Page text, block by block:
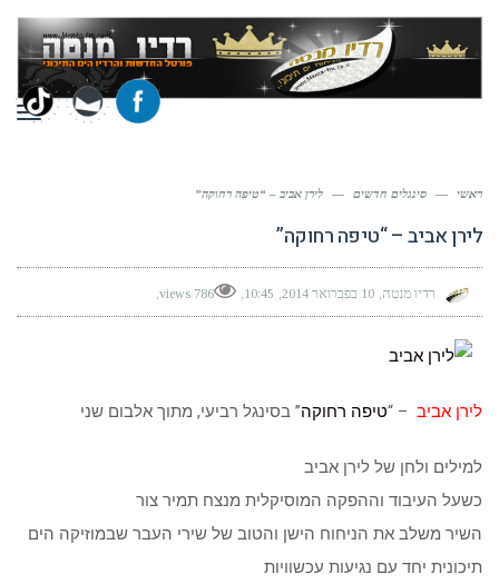
ראשי — סינגלים חדשים — לירן אביב – “טיפה רחוקה”
לירן אביב – “טיפה רחוקה”
רדיו מנטה 10 בפברואר 2014 10:45
786 views
לירן אביב – “טיפה רחוקה” בסינגל רביעי, מתוך אלבום שני
למילים ולחן של לירן אביב
כשעל העיבוד וההפקה המוסיקלית מנצח תמיר צור
השיר משלב את הניחוח הישן והטוב של שירי העבר שבמוזיקה הים
תיכונית יחד עם נגיעות עכשוויות